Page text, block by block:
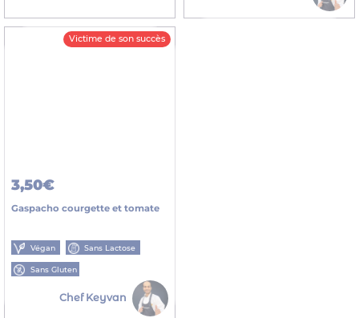
Victime de son succès
3,50€
Gaspacho courgette et tomate
Végan Sans Lactose
Sans Gluten
Chef Keyvan